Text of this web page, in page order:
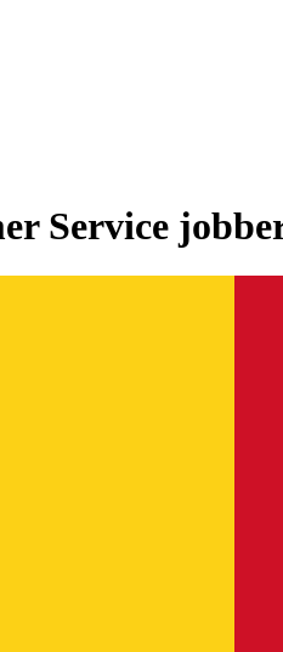
Service